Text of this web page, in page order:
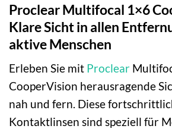
Proclear Multifocal 1×6
Klare Sicht in allen
aktive Menschen
Erleben Sie mit Proclear
CooperVision herausragende
nah und fern. Diese
Kontaktlinsen sind speziell für